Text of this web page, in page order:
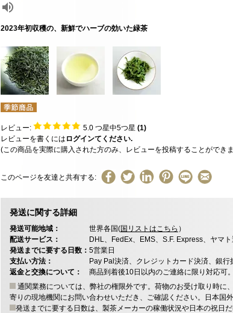
2023年初収穫の、新鮮でハーブの効いた緑茶
レビュー: 5.0 つ星中5つ星 (1)
レビューを書くには ログインてください.
(この商品を実際に購入された方のみ、レビューを投稿することができ
このページを友達と共有する:
発送に関する詳細
発送可能地域： 世界各国(国リストはこちら ）
配送サービス：
DHL、FedEx、EMS、S.F. Express、ヤマ
発送までに要する日数： 5営業日
支払い方法：
Pay Pal決済、クレジットカード決済、銀行
返金と交換について：
商品到着後10日以内のご連絡に限り対応可。
通関業務については、弊社の権限外です。荷物のお受け取り時
寄りの現地機関にお問い合わせいただき、ご確認ください。日本国
発送までに要する日数は、製茶メーカーの稼働状況や日本の祝日